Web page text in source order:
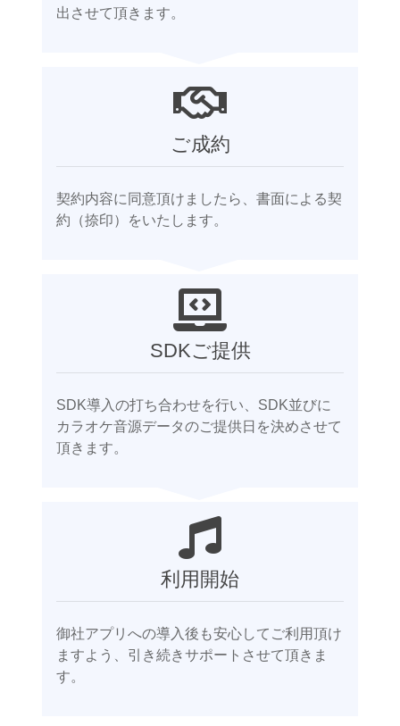
出させて頂きます。
ご成約
契約内容に同意頂けましたら、書面による契
約（捺印）をいたします。
SDKご提供
SDK導入の打ち合わせを行い、SDK並びに
カラオケ音源データのご提供日を決めさせて
頂きます。
利用開始
御社アプリへの導入後も安心してご利用頂け
ますよう、引き続きサポートさせて頂きま
す。